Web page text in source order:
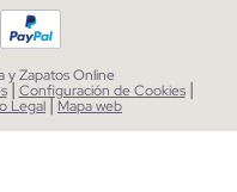
y Zapatos Online
| Configuración de Cookies |
Legal| Mapa web